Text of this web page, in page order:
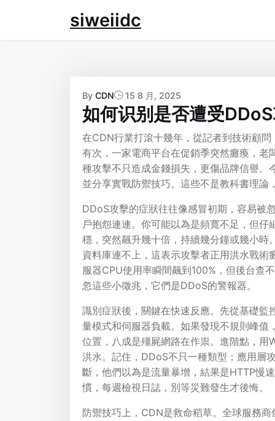
siweiidc
By CDN 15 8 月, 2025
如何识别是否遭受
在CDN行業打滾十幾年，從記者到技術顧
有次，一家電商平台在促銷季突然癱瘓，
種攻擊不只造成金錢損失，更傷品牌信譽
並分享實戰防禦技巧。這些不是教科書理論
DDoS攻擊的症狀往往像感冒初期，容易被
戶抱怨連連。你可能以為是頻寬不足，但
穩，突然飆升幾十倍，持續幾分鐘或幾小
資料庫連不上，這表示攻擊者正用洪水戰
服器CPU使用率瞬間飆到100%，但後台查
忽這些小徵兆，它們是DDoS的警報器。
識別症狀後，關鍵在快速反應。先從基礎
量模式和伺服器負載。如果發現不規則峰
位置，八成是殭屍網路在作祟。進階點，
洪水。記住，DDoS不只一種類型；應用層
斷，他們以為是流量暴增，結果是HTTP慢
慣，每週檢視日誌，別等災難發生才後悔。
防禦技巧上，CDN是救命稻草。全球服務